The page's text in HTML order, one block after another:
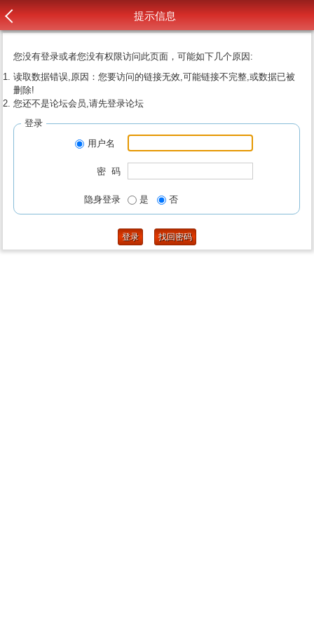
提示信息
您没有登录或者您没有权限访问此页面，可能如下几个原因:
读取数据错误,原因：您要访问的链接无效,可能链接不完整,或数据已被
删除!
您还不是论坛会员,请先登录论坛
登录
用户名
密 码
隐身登录 是 否